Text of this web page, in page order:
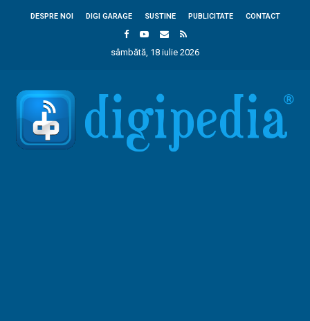
DESPRE NOI DIGI GARAGE SUSTINE PUBLICITATE CONTACT
sâmbătă, 18 iulie 2026